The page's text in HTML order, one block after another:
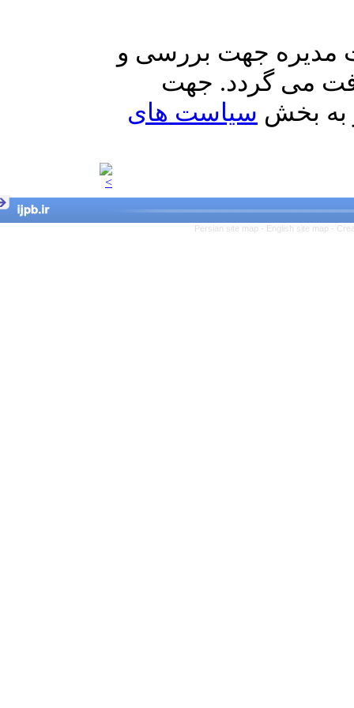
جهت بررسی و
می گردد. جهت
بخش سیاست های
Persian site map -English site map-